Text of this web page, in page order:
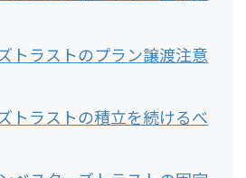
トラストのプラン譲渡注意
トラストの積立を続けるべ